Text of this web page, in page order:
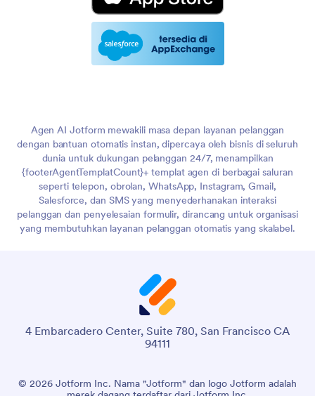
Agen AI Jotform mewakili masa depan layanan pelanggan
dengan bantuan otomatis instan, dipercaya oleh bisnis di seluruh
dunia untuk dukungan pelanggan 24/7, menampilkan
{footerAgentTemplatCount}+ templat agen di berbagai saluran
seperti telepon, obrolan, WhatsApp, Instagram, Gmail,
Salesforce, dan SMS yang menyederhanakan interaksi
pelanggan dan penyelesaian formulir, dirancang untuk organisasi
yang membutuhkan layanan pelanggan otomatis yang skalabel.
4 Embarcadero Center, Suite 780, San Francisco CA
94111
© 2026 Jotform Inc. Nama "Jotform" dan logo Jotform adalah